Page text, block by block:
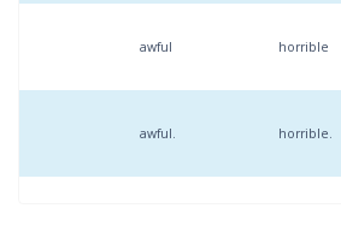
awful horrible
awful. horrible.